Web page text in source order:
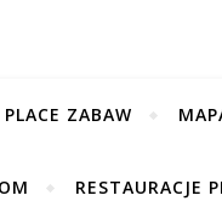
PLACE ZABAW
RESTAURACJE